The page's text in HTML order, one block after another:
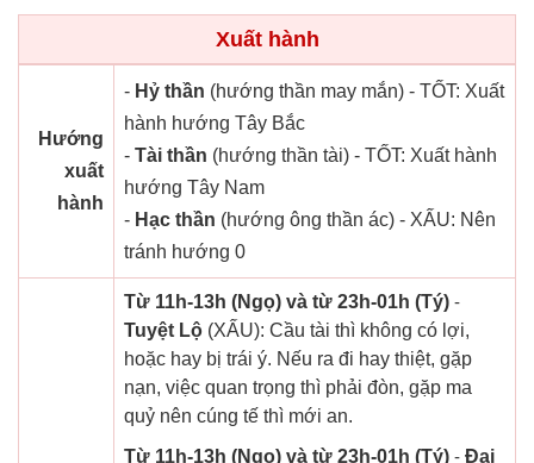
Xuất hành
Hướng
xuất
hành
- Hỷ thần (hướng thần may mắn) - TỐT: Xuất
hành hướng Tây Bắc
- Tài thần (hướng thần tài) - TỐT: Xuất hành
hướng Tây Nam
- Hạc thần (hướng ông thần ác) - XẤU: Nên
tránh hướng 0
Từ 11h-13h (Ngọ) và từ 23h-01h (Tý) -
Tuyệt Lộ (XẤU): Cầu tài thì không có lợi,
hoặc hay bị trái ý. Nếu ra đi hay thiệt, gặp
nạn, việc quan trọng thì phải đòn, gặp ma
quỷ nên cúng tế thì mới an.
Từ 11h-13h (Ngọ) và từ 23h-01h (Tý) - Đại